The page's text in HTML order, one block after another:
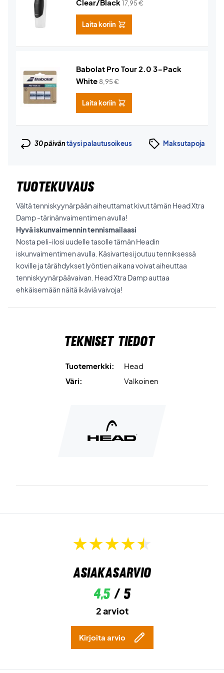
Clear/Black17,95€
Laita koriin
Babolat Pro Tour 2.0 3-Pack
White 8,95€
Laita koriin
30 päiväntäysi palautusoikeus Maksutapoja
TUOTEKUVAUS
Vältä tenniskyynärpään aiheuttamat kivut tämän Head Xtra
Damp -tärinänvaimentimen avulla!
Hyvä iskunvaimennin tennismailaasi
Nosta peli-ilosi uudelle tasolle tämän Headin
iskunvaimentimen avulla. Käsivartesi joutuu tenniksessä
koville ja tärähdykset lyöntien aikana voivat aiheuttaa
tenniskyynärpäävaivan. Head Xtra Damp auttaa
ehkäisemään näitä ikäviä vaivoja!
Tekniset tiedot
Tuotemerkki:
Head
Väri:
Valkoinen
Asiakasarvio
4,5/ 5
2 arviot
Kirjoita arvio